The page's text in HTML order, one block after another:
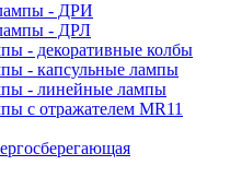
- ДРИ
- ДРЛ
- декоративные колбы
- капсульные лампы
- линейные лампы
с отражателем MR11